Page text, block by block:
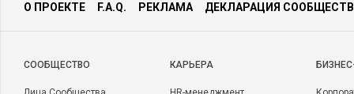
О ПРОЕКТЕ F.A.Q. РЕКЛАМА ДЕКЛАРАЦИЯ
CООБЩЕСТВО КАРЬЕРА